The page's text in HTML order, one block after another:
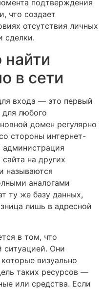
подтверждения
что создает
отсутствия личных
сделки.
найти
в сети
входа — это первый
любого
домен регулярно
стороны интернет-
администрация
на других
называются
аналогами
ту же базу данных,
лишь в адресной
в том, что
ситуацией. Они
визуально
таких ресурсов —
или средства. Если